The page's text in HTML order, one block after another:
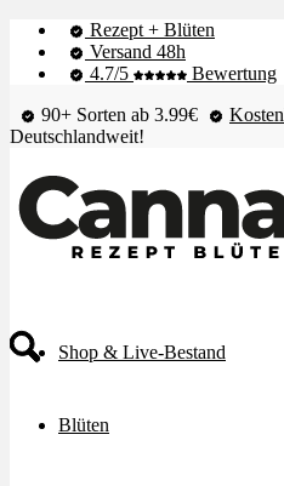
Rezept + Blüten
Versand 48h
4.7/5
Bewertung
90+ Sorten ab 3.99€
Deutschlandweit!
Shop & Live-Bestand
Blüten